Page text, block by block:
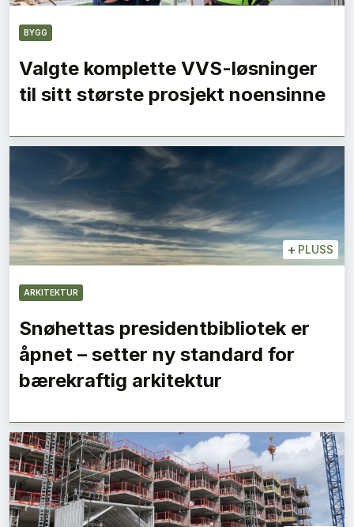
BYGG
Valgte komplette VVS-løsninger
til sitt største prosjekt noensinne
+ PLUSS
ARKITEKTUR
Snøhettas presidentbibliotek er
åpnet – setter ny standard for
bærekraftig arkitektur